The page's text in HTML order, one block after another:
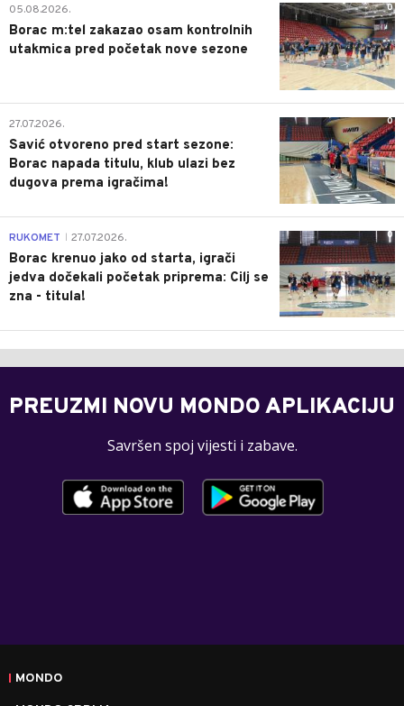
0
05.08.2026.
Borac m:tel zakazao osam kontrolnih
utakmica pred početak nove sezone
0
27.07.2026.
Savić otvoreno pred start sezone:
Borac napada titulu, klub ulazi bez
dugova prema igračima!
0
RUKOMET 27.07.2026.
Borac krenuo jako od starta, igrači
jedva dočekali početak priprema: Cilj se
zna - titula!
PREUZMI NOVU MONDO APLIKACIJU
Savršen spoj vijesti i zabave.
MONDO